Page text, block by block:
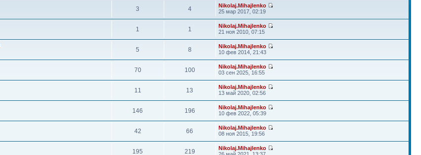
3 4
Nikolaj.Mihajlenko
25 мар 2017, 02:19
1 1
Nikolaj.Mihajlenko
21 ноя 2010, 07:15
5 8
Nikolaj.Mihajlenko
10 фев 2014, 21:43
70 100
Nikolaj.Mihajlenko
03 сен 2025, 16:55
11 13
Nikolaj.Mihajlenko
13 май 2020, 02:56
146 196
Nikolaj.Mihajlenko
10 фев 2022, 05:39
42 66
Nikolaj.Mihajlenko
08 ноя 2015, 19:56
195 219
Nikolaj.Mihajlenko